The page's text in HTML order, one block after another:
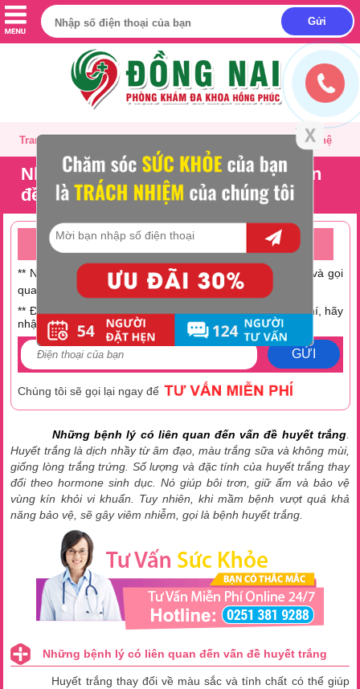
Trang chủ Liên hệ
Những bệnh lý có liên quan đến vấn
đề huyết trắng
TƯ VẤN ONLINE MIỄN PHÍ TRỰC TUYẾN 24/24
** Nếu không có thời gian trò chuyện hãy nhấc máy lên và gọi
qua số Hotline:
0251 882 9288
** Điện thoại bạn đang hết tiền hoặc muốn tiết kiệm chi phí, hãy
nhập số điện thoại tại đây:
GỬI
Chúng tôi sẽ gọi lại ngay để
Những bệnh lý có liên quan đến vấn đề huyết trắng.
Huyết trắng là dịch nhầy từ âm đạo, màu trắng sữa và không mùi,
giống lòng trắng trứng. Số lượng và đặc tính của huyết trắng thay
đổi theo hormone sinh dục. Nó giúp bôi trơn, giữ ẩm và bảo vệ
vùng kín khỏi vi khuẩn. Tuy nhiên, khi mầm bệnh vượt quá khả
năng bảo vệ, sẽ gây viêm nhiễm, gọi là bệnh huyết trắng.
Những bệnh lý có liên quan đến vấn đề huyết trắng
Huyết trắng thay đổi về màu sắc và tính chất có thể giúp